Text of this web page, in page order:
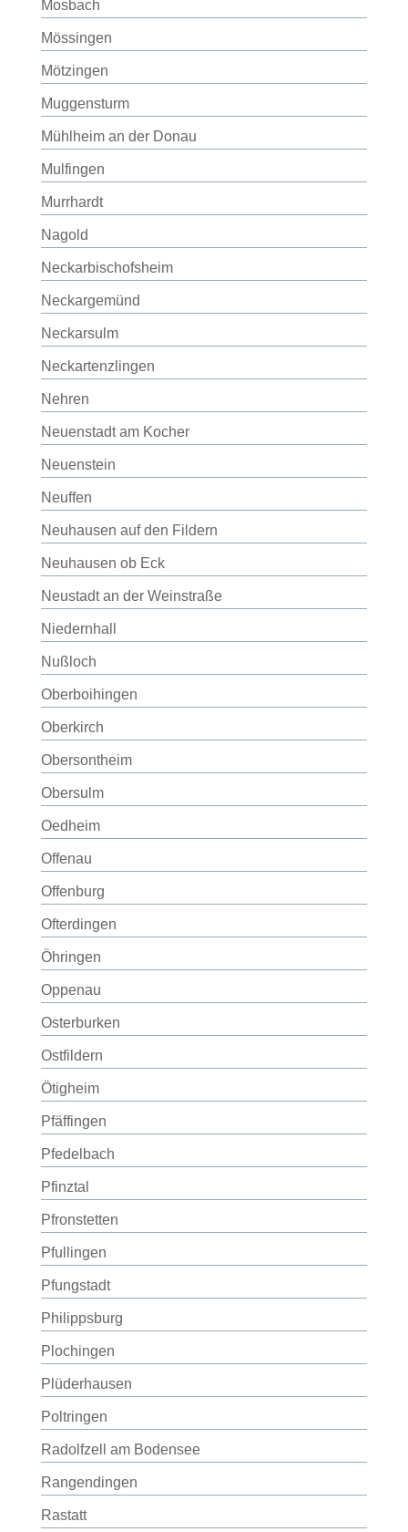
Mosbach
Mössingen
Mötzingen
Muggensturm
Mühlheim an der Donau
Mulfingen
Murrhardt
Nagold
Neckarbischofsheim
Neckargemünd
Neckarsulm
Neckartenzlingen
Nehren
Neuenstadt am Kocher
Neuenstein
Neuffen
Neuhausen auf den Fildern
Neuhausen ob Eck
Neustadt an der Weinstraße
Niedernhall
Nußloch
Oberboihingen
Oberkirch
Obersontheim
Obersulm
Oedheim
Offenau
Offenburg
Ofterdingen
Öhringen
Oppenau
Osterburken
Ostfildern
Ötigheim
Pfäffingen
Pfedelbach
Pfinztal
Pfronstetten
Pfullingen
Pfungstadt
Philippsburg
Plochingen
Plüderhausen
Poltringen
Radolfzell am Bodensee
Rangendingen
Rastatt